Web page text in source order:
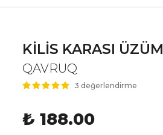
KİLİS KARASI ÜZÜM
QAVRUQ
3 değerlendirme
₺ 188.00